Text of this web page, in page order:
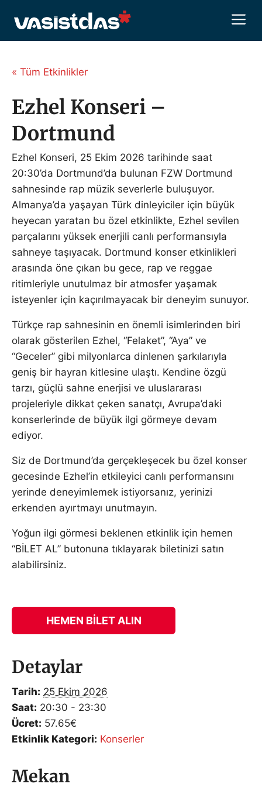
atla
« Tüm Etkinlikler
Ezhel Konseri –
Dortmund
Ezhel Konseri, 25 Ekim 2026 tarihinde saat
20:30’da Dortmund’da bulunan FZW Dortmund
sahnesinde rap müzik severlerle buluşuyor.
Almanya’da yaşayan Türk dinleyiciler için büyük
heyecan yaratan bu özel etkinlikte, Ezhel sevilen
parçalarını yüksek enerjili canlı performansıyla
sahneye taşıyacak. Dortmund konser etkinlikleri
arasında öne çıkan bu gece, rap ve reggae
ritimleriyle unutulmaz bir atmosfer yaşamak
isteyenler için kaçırılmayacak bir deneyim sunuyor.
Türkçe rap sahnesinin en önemli isimlerinden biri
olarak gösterilen Ezhel, “Felaket”, “Aya” ve
“Geceler” gibi milyonlarca dinlenen şarkılarıyla
geniş bir hayran kitlesine ulaştı. Kendine özgü
tarzı, güçlü sahne enerjisi ve uluslararası
projeleriyle dikkat çeken sanatçı, Avrupa’daki
konserlerinde de büyük ilgi görmeye devam
ediyor.
Siz de Dortmund’da gerçekleşecek bu özel konser
gecesinde Ezhel’in etkileyici canlı performansını
yerinde deneyimlemek istiyorsanız, yerinizi
erkenden ayırtmayı unutmayın.
Yoğun ilgi görmesi beklenen etkinlik için hemen
“BİLET AL” butonuna tıklayarak biletinizi satın
alabilirsiniz.
HEMEN BILET ALIN
Detaylar
Tarih: 25 Ekim 2026
Saat: 20:30 - 23:30
Ücret: 57.65€
Etkinlik Kategori: Konserler
Mekan